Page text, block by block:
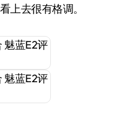
上去很有格调。